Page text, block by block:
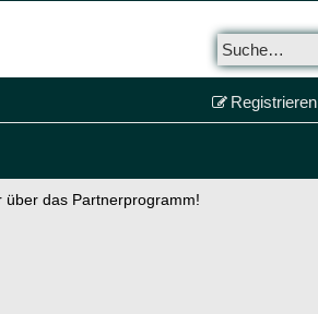
Registrieren
über das Partnerprogramm!